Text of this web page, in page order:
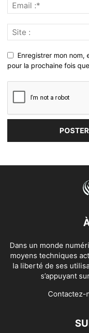
Enregistrer mon nom,
pour la prochaine fois
Dans un monde
moyens techniques
la liberté de ses
s’appuyant
Contactez-